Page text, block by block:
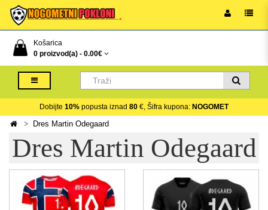
Košarica
0 proizvod(a) - 0.00€
Dobijte 10% popusta iznad 80 €, Šifra kupona: NOGOMET
Dres Martin Odegaard
Dres Martin Odegaard